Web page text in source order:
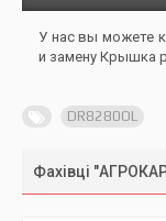
У нас вы можете
и замену Крышка
DR8280OL
Фахівці